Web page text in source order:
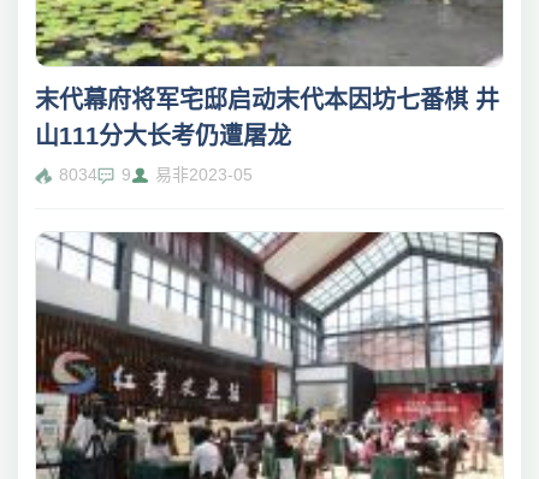
末代幕府将军宅邸启动末代本因坊七番棋 井
山111分大长考仍遭屠龙
8034 9 易非2023-05